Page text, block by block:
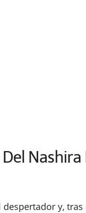
despertador y,